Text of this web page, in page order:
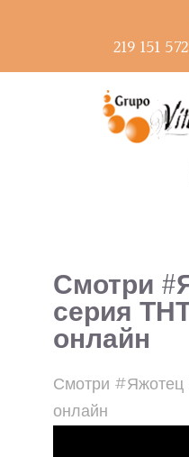
219 151 572
Смотри
серия
онлайн
Смотри #Яжотец
онлайн